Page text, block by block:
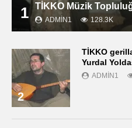
1 TİKKO Müzik
ADMIN1 128.3K
2
TİKKO
Yurdal
ADMIN1